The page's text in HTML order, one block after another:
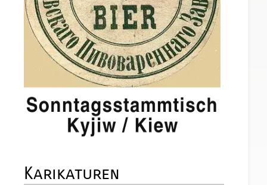
Karikaturen